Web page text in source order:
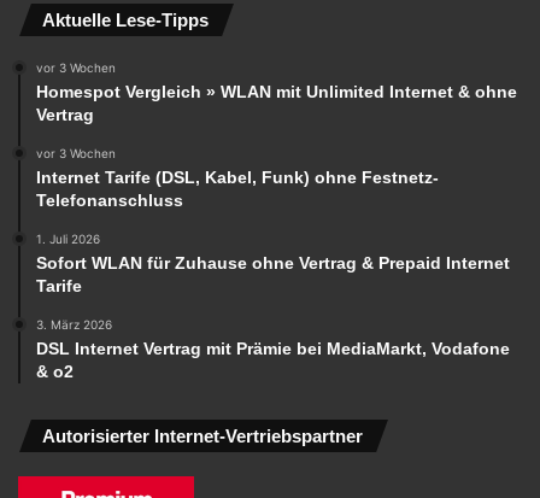
Aktuelle Lese-Tipps
vor 3 Wochen
Homespot Vergleich » WLAN mit Unlimited Internet & ohne
Vertrag
vor 3 Wochen
Internet Tarife (DSL, Kabel, Funk) ohne Festnetz-
Telefonanschluss
1. Juli 2026
Sofort WLAN für Zuhause ohne Vertrag & Prepaid Internet
Tarife
3. März 2026
DSL Internet Vertrag mit Prämie bei MediaMarkt, Vodafone
& o2
Autorisierter Internet-Vertriebspartner